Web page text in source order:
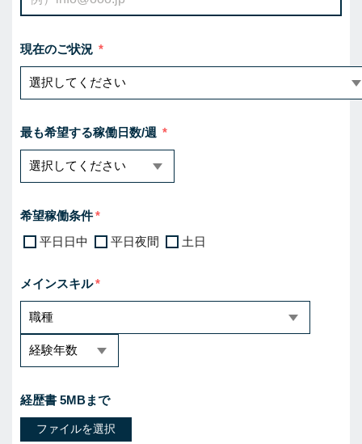
現在のご状況
最も希望する稼働日数/週
希望稼働条件
平日日中
平日夜間 土日
メインスキル
経歴書 5MBまで
ファイルを選択